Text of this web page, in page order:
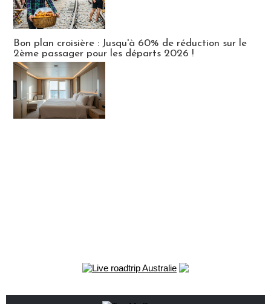
Bon plan croisière : Jusqu'à 60% de réduction sur le
2ème passager pour les départs 2026 !